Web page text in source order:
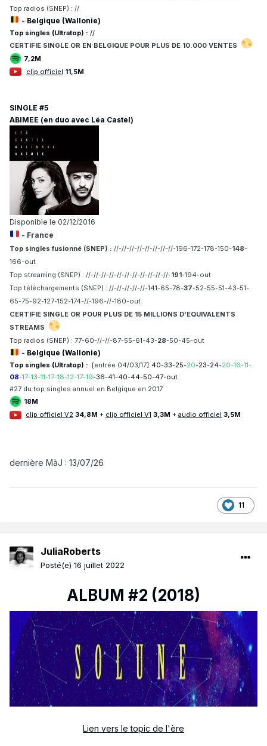
Top radios (SNEP) : //
- Belgique (Wallonie)
Top singles (Ultratop) : //
CERTIFIE SINGLE OR EN BELGIQUE POUR PLUS DE 10.000 VENTES
7,2M
clip officiel 11,5M
SINGLE #5
ABIMEE (en duo avec Léa Castel)
Disponible le 02/12/2016
- France
Top singles fusionné (SNEP) : //-//-//-//-//-//-//-//-196-172-178-150-148-
166-out
Top streaming (SNEP) : //-//-//-//-//-//-//-//-//-//-//-191-194-out
Top téléchargements (SNEP) : //-//-//-//-//-141-65-78-37-52-55-51-43-51-
65-75-92-127-152-174-//-196-//-180-out
CERTIFIE SINGLE OR POUR PLUS DE 15 MILLIONS D'EQUIVALENTS
STREAMS
Top radios (SNEP) : 77-60-//-//-87-55-61-43-28-50-45-out
- Belgique (Wallonie)
Top singles (Ultratop) : [entrée 04/03/17] 40-33-25-20-23-24-20-16-11-
08-17-13-11-17-18-12-17-19-36-41-40-44-50-47-out
#27 du top singles annuel en Belgique en 2017
18M
clip officiel V2 34,8M + cli p officiel V1 3,3M + audio offici el 3,5M
dernière MàJ : 13/07/26
11
JuliaRoberts
Posté(e) 16 juillet 2022
ALBUM #2 (2018)
Lien vers le topic de l'ère